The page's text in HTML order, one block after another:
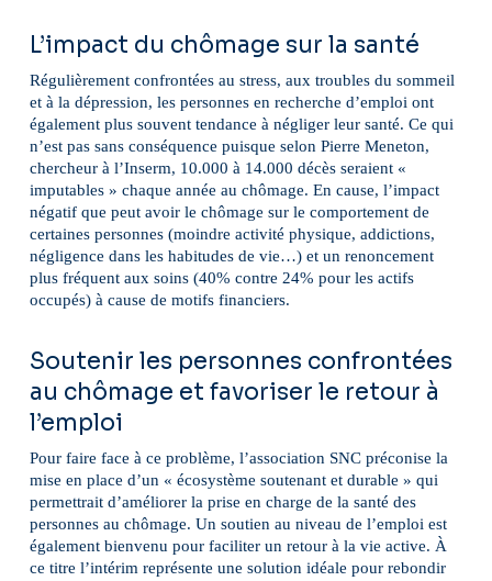
L’impact du chômage sur la santé
Régulièrement confrontées au stress, aux troubles du sommeil
et à la dépression, les personnes en recherche d’emploi ont
également plus souvent tendance à négliger leur santé. Ce qui
n’est pas sans conséquence puisque selon Pierre Meneton,
chercheur à l’Inserm, 10.000 à 14.000 décès seraient «
imputables » chaque année au chômage. En cause, l’impact
négatif que peut avoir le chômage sur le comportement de
certaines personnes (moindre activité physique, addictions,
négligence dans les habitudes de vie…) et un renoncement
plus fréquent aux soins (40% contre 24% pour les actifs
occupés) à cause de motifs financiers.
Soutenir les personnes confrontées
au chômage et favoriser le retour à
l’emploi
Pour faire face à ce problème, l’association SNC préconise la
mise en place d’un « écosystème soutenant et durable » qui
permettrait d’améliorer la prise en charge de la santé des
personnes au chômage. Un soutien au niveau de l’emploi est
également bienvenu pour faciliter un retour à la vie active. À
ce titre l’intérim représente une solution idéale pour rebondir